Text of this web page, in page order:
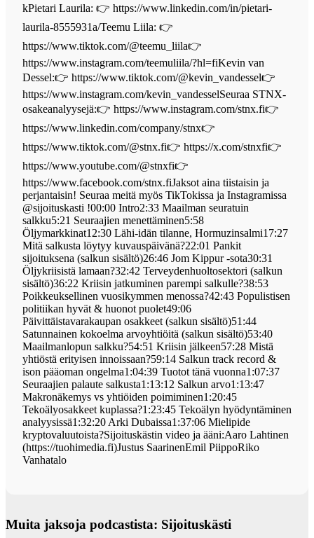
kPietari Laurila: 👉 https://www.linkedin.com/in/pietari-
laurila-8555931a/Teemu Liila: 👉
https://www.tiktok.com/@teemu_liila👉
https://www.instagram.com/teemuliila/?hl=fiKevin van
Dessel:👉 https://www.tiktok.com/@kevin_vandessel👉
https://www.instagram.com/kevin_vandesselSeuraa STNX-
osakeanalyysejä:👉⁠ https://www.instagram.com/stnx.fi👉
⁠https://www.linkedin.com/company/stnx👉
⁠https://www.tiktok.com/@stnx.fi👉 ⁠https://x.com/stnxfi👉
https://www.youtube.com/@stnxfi👉
https://www.facebook.com/stnx.fiJaksot aina tiistaisin ja
perjantaisin! Seuraa meitä myös TikTokissa ja Instagramissa
@sijoituskasti !00:00 Intro2:33 Maailman seuratuin
salkku5:21 Seuraajien menettäminen5:58
Öljymarkkinat12:30 Lähi-idän tilanne, Hormuzinsalmi17:27
Mitä salkusta löytyy kuvauspäivänä?22:01 Pankit
sijoituksena (salkun sisältö)26:46 Jom Kippur -sota30:31
Öljykriisistä lamaan?32:42 Terveydenhuoltosektori (salkun
sisältö)36:22 Kriisin jatkuminen parempi salkulle?38:53
Poikkeuksellinen vuosikymmen menossa?42:43 Populistisen
politiikan hyvät & huonot puolet49:06
Päivittäistavarakaupan osakkeet (salkun sisältö)51:44
Satunnainen kokoelma arvoyhtiöitä (salkun sisältö)53:40
Maailmanlopun salkku?54:51 Kriisin jälkeen57:28 Mistä
yhtiöstä erityisen innoissaan?59:14 Salkun track record &
ison pääoman ongelma1:04:39 Tuotot tänä vuonna1:07:37
Seuraajien palaute salkusta1:13:12 Salkun arvo1:13:47
Makronäkemys vs yhtiöiden poimiminen1:20:45
Tekoälyosakkeet kuplassa?1:23:45 Tekoälyn hyödyntäminen
analyysissä1:32:20 Arki Dubaissa1:37:06 Mielipide
kryptovaluutoista?Sijoituskästin video ja ääni:Aaro Lahtinen
(https://tuohimedia.fi)Justus SaarinenEmil PiippoRiko
Vanhatalo
Muita jaksoja podcastista: Sijoituskästi